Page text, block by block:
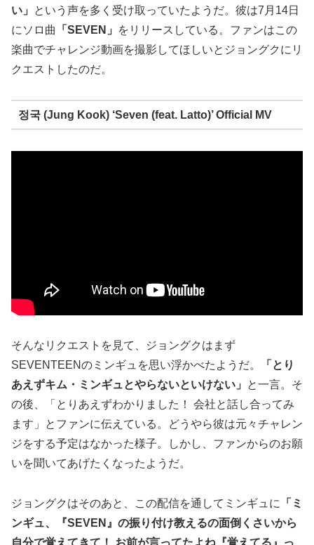
い」
という声を多く受け取っていたようだ。彼は7月14日
にソロ曲
「SEVEN」
をリリースしている。ファンはこの
楽曲でチャレンジ動画を撮影してほしいとジョングクにリ
クエストしたのだ。
정국 (Jung Kook) ‘Seven (feat. Latto)’ Official MV
そんなリクエストを見て、ジョングクはまず
SEVENTEENのミンギュを思い浮かべたようだ。
「とり
あえずキム・ミンギュとやらないといけない」
と一言。そ
の後、「とりあえずわかりました！ 会社と話し合ってみ
ます」とファンに伝えている。どうやら彼は元々チャレン
ジをする予定はなかった様子。しかし、ファンからのお願
いを聞いてあげたくなったようだ。
ジョングクはそのあと、この配信を通してミンギュに
「ミ
ンギュ、『SEVEN』の振り付け教えるの面倒くさいから
自分で覚えてきて！ お前が言ってたよね『覚えてる』っ